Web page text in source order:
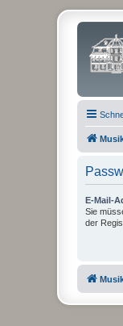
E-Mail-
Sie
der